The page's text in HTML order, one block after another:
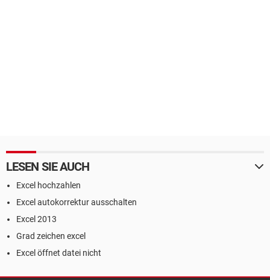
LESEN SIE AUCH
Excel hochzahlen
Excel autokorrektur ausschalten
Excel 2013
Grad zeichen excel
Excel öffnet datei nicht